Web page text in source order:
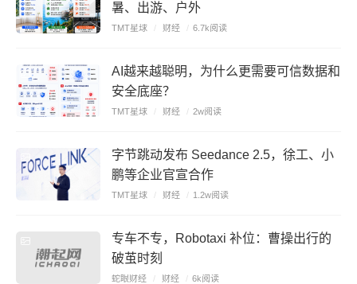
暑、出游、户外
TMT星球 / 财经 / 6.7k阅读
AI越来越聪明，为什么更需要可信数据和
安全底座？
TMT星球 / 财经 / 2w阅读
字节跳动发布 Seedance 2.5，徐工、小
鹏等企业官宣合作
TMT星球 / 财经 / 1.2w阅读
专车不专，Robotaxi 补位：曹操出行的
破茧时刻
蛇眼财经 / 财经 / 6k阅读